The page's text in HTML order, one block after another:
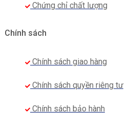
Chứng chỉ chất lượng
Chính sách
Chính sách giao hàng
Chính sách quyền riêng tư
Chính sách bảo hành